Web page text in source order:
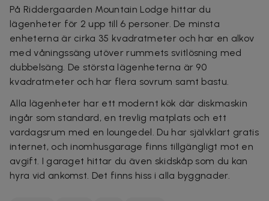
På Riddergaarden Mountain Lodge hittar du
lägenheter för 2 upp till 6 personer. De minsta
enheterna är cirka 35 kvadratmeter och har en alkov
med våningssäng utöver rummets svitlösning med
dubbelsäng. De största lägenheterna är 90
kvadratmeter och har flera sovrum samt bastu.
Alla lägenheter har ett modernt kök där diskmaskin
ingår som standard, en trevlig matplats och ett
vardagsrum med en loungedel. Du har självklart gratis
internet, och inomhusgarage finns tillgängligt mot en
avgift. I garaget hittar du även skidskåp som du kan
hyra vid ankomst. Det finns hiss i alla byggnader.